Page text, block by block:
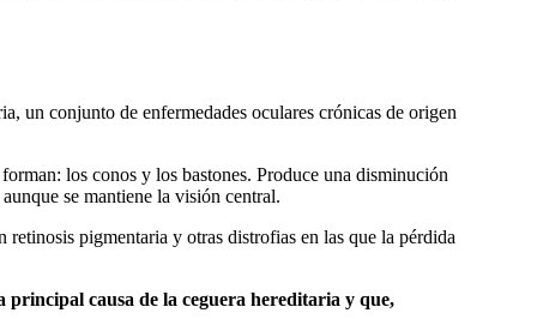
un conjunto de enfermedades oculares crónicas de origen
los conos y los bastones. Produce una disminución
se mantiene la visión central.
pigmentaria y otras distrofias en las que la pérdida
causa de la ceguera hereditaria y que,